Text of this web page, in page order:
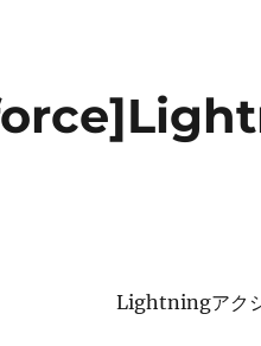
Lightningアクシ